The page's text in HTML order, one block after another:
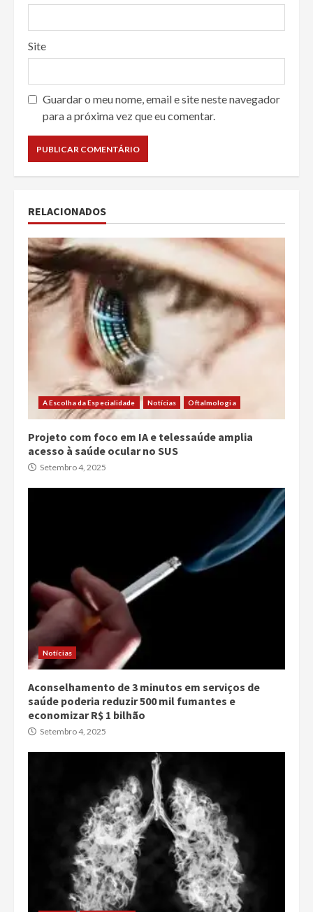
Site
Guardar o meu nome, email e site neste navegador
para a próxima vez que eu comentar.
RELACIONADOS
A Escolha da Especialidade Notícias Oftalmologia
Projeto com foco em IA e telessaúde amplia
acesso à saúde ocular no SUS
Setembro 4, 2025
Notícias
Aconselhamento de 3 minutos em serviços de
saúde poderia reduzir 500 mil fumantes e
economizar R$ 1 bilhão
Setembro 4, 2025